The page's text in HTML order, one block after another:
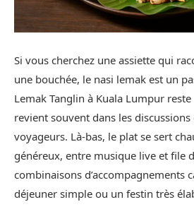
Si vous cherchez une assiette qui
une bouchée, le nasi lemak est un
Lemak Tanglin à Kuala Lumpur
revient souvent dans les
voyageurs. Là-bas, le plat se sert
généreux, entre musique live et file
combinaisons d’accompagnements
déjeuner simple ou un festin très